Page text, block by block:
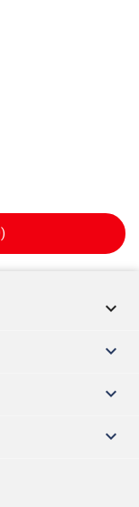
)
keyboard_arrow_down


